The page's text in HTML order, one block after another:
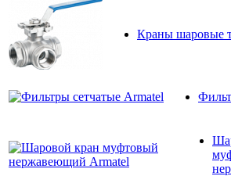
Краны шаровые